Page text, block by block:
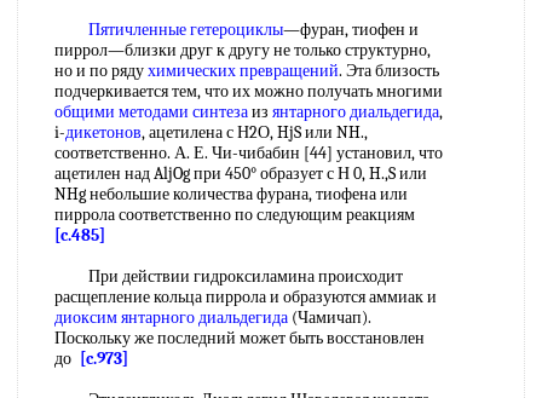
Пятичленные гетероциклы—фуран, тиофен и
пиррол—близки друг к другу не только структурно,
но и по рядухимических превращений. Эта близость
подчеркивается тем, что их можно получать многими
общими методами синтезаиз янтарного диальдегида,
i-дикетонов, ацетилена с Н2О, HjS или NH.,
соответственно. А. Е. Чи-чибабин [44] установил, что
ацетилен над AljOg при 450° образует с Н 0, H.,S или
NHg небольшие количества фурана, тиофена или
пиррола соответственно по следующим реакциям
[c.485]
При действии гидроксиламина происходит
расщепление кольца пиррола и образуются аммиак и
диоксим янтарного диальдегида (Чамичап).
Поскольку же последний может быть восстановлен
до [c.973]